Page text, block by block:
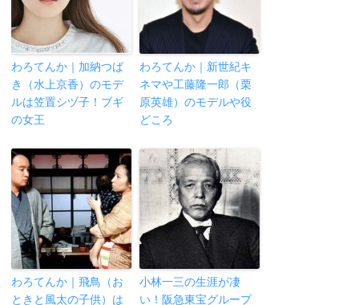
わろてんか｜加納つば
き（水上京香）のモデ
ルは笠置シヅ子！ブギ
の女王
わろてんか｜新世紀キ
ネマや工藤隆一郎（栗
原英雄）のモデルや役
どころ
わろてんか｜飛鳥（お
ときと風太の子供）は
小林一三の生涯が凄
い！阪急東宝グループ